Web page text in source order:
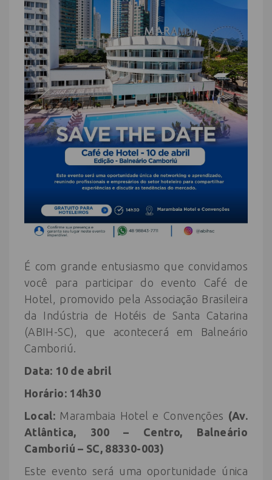
É com grande entusiasmo que convidamos
você para participar do evento Café de
Hotel, promovido pela Associação Brasileira
da Indústria de Hotéis de Santa Catarina
(ABIH-SC), que acontecerá em Balneário
Camboriú.
Data: 10 de abril
Horário: 14h30
Local: Marambaia Hotel e Convenções (Av.
Atlântica, 300 – Centro, Balneário
Camboriú – SC, 88330-003)
Este evento será uma oportunidade única